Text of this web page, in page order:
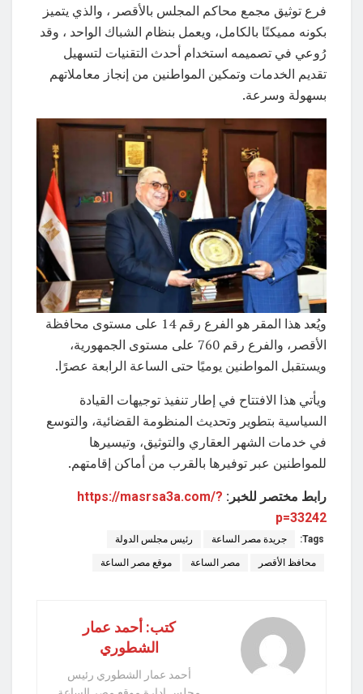
فرع توثيق مجمع محاكم المجلس بالأقصر ، والذي يتميز
بكونه مميكنًا بالكامل، ويعمل بنظام الشباك الواحد ، وقد
رُوعي في تصميمه استخدام أحدث التقنيات لتسهيل
تقديم الخدمات وتمكين المواطنين من إنجاز معاملاتهم
بسهولة وسرعة.
ويُعد هذا المقر هو الفرع رقم 14 على مستوى محافظة
الأقصر، والفرع رقم 760 على مستوى الجمهورية،
ويستقبل المواطنين يوميًا حتى الساعة الرابعة عصرًا.
ويأتي هذا الافتتاح في إطار تنفيذ توجيهات القيادة
السياسية بتطوير وتحديث المنظومة القضائية، والتوسع
في خدمات الشهر العقاري والتوثيق، وتيسيرها
للمواطنين عبر توفيرها بالقرب من أماكن إقامتهم.
رابط مختصر للخبر: https://masrsa3a.com/?
p=33242
Tags: جريدة مصر الساعة رئيس مجلس الدولة
محافظ الأقصر مصر الساعة موقع مصر الساعة
كتب: أحمد عمار
الشطوري
أحمد عمار الشطوري رئيس